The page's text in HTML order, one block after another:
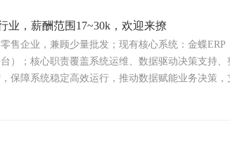
业，薪酬范围17~30k，欢迎来撩
售企业，兼顾少量批发；现有核心系统：金蝶
）；核心职责覆盖系统运维、数据驱动决策支持
保障系统稳定高效运行，推动数据赋能业务决策，